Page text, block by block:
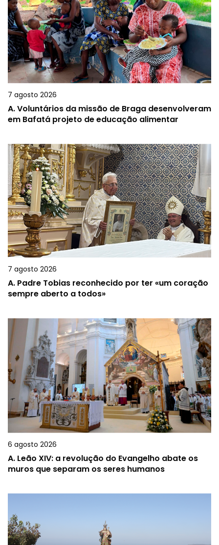
7 agosto 2026
A.Voluntários da missão de Braga desenvolveram
em Bafatá projeto de educação alimentar
7 agosto 2026
A. Padre Tobias reconhecido por ter «um coração
sempre aberto a todos»
6 agosto 2026
A. Leão XIV: a revolução do Evangelho abate os
muros que separam os seres humanos